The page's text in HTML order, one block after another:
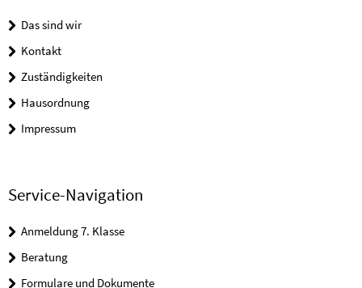
Das sind wir
Kontakt
Zuständigkeiten
Hausordnung
Impressum
Service-Navigation
Anmeldung 7. Klasse
Beratung
Formulare und Dokumente